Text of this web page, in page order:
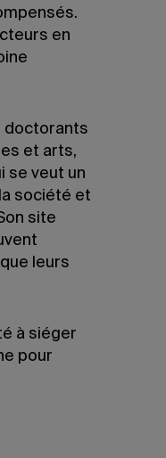
en
doctorants
et arts,
se veut un
société et
site
leurs
à siéger
pour